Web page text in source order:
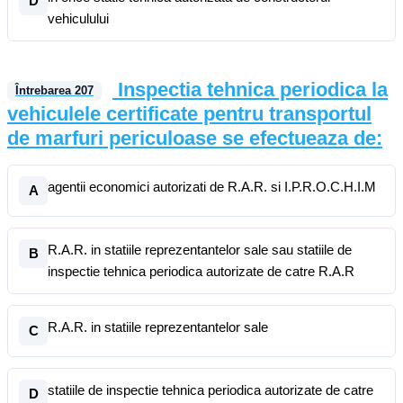
vehiculului
Întrebarea 207
Inspectia tehnica periodica la
vehiculele certificate pentru transportul
de marfuri periculoase se efectueaza de:
A agentii economici autorizati de R.A.R. si I.P.R.O.C.H.I.M
B
R.A.R. in statiile reprezentantelor sale sau statiile de
inspectie tehnica periodica autorizate de catre R.A.R
C R.A.R. in statiile reprezentantelor sale
D
statiile de inspectie tehnica periodica autorizate de catre